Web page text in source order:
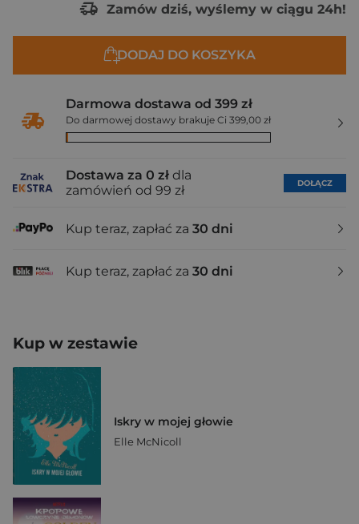
Zamów dziś, wyślemy w ciągu 24h!
DODAJ DO KOSZYKA
Darmowa dostawa od 399 zł
Do darmowej dostawy brakuje Ci 399,00 zł
Dostawa za 0 zł dla
zamówień od 99 zł
DOŁĄCZ
Kup teraz, zapłać za 30 dni
Kup teraz, zapłać za 30 dni
Kup w zestawie
Iskry w mojej głowie
Elle McNicoll